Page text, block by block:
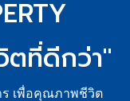
ตที่ดีกว่า"
ร เพื่อคุณภาพชีวิต